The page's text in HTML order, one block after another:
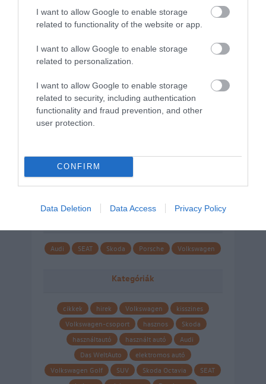
I want to allow Google to enable storage
related to functionality of the website or app.
I want to allow Google to enable storage
related to personalization.
I want to allow Google to enable storage
related to security, including authentication
functionality and fraud prevention, and other
user protection.
CONFIRM
Data Deletion Data Access Privacy Policy
Audi SEAT Skoda Porsche Volkswagen
Kategóriák
cikkek hirek Volkswagen
kisszines
Volkswagen-csoport
hasznos
Skoda
használtautó
használt autó
Audi
Das WeltAuto
elektromos autó
Volkswagen Golf
SUV Skoda Octavia
SEAT